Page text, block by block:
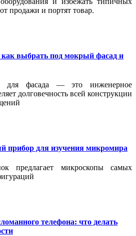
продажи и портят товар.
выбрать под мокрый фасад и
для фасада — это инженерное
долговечность всей конструкции
прибор для изучения микромира
предлагает микроскопы самых
телефона: что делать